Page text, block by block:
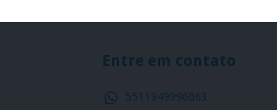
Entre em contato
5511949996063